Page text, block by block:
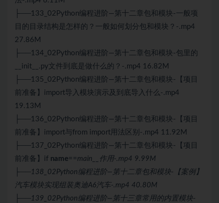
├──133_02Python编程进阶—第十二章包和模块-一般项
目的目录结构是怎样的？一般如何划分包和模块？-.mp4
27.86M
├──134_02Python编程进阶—第十二章包和模块-包里的
__init__.py文件到底是做什么的？-.mp4 16.82M
├──135_02Python编程进阶—第十二章包和模块-【项目
前准备】import导入模块演示及到底导入什么-.mp4
19.13M
├──136_02Python编程进阶—第十二章包和模块-【项目
前准备】import与from import用法区别-.mp4 11.92M
├──137_02Python编程进阶—第十二章包和模块-【项目
前准备】if name== main__作用-.mp4 9.99M
├──138_02Python编程进阶—第十二章包和模块-【案例】
汽车模块实现组装奥迪A6汽车-.mp4 40.80M
├──139_02Python编程进阶—第十三章常用的内置模块-